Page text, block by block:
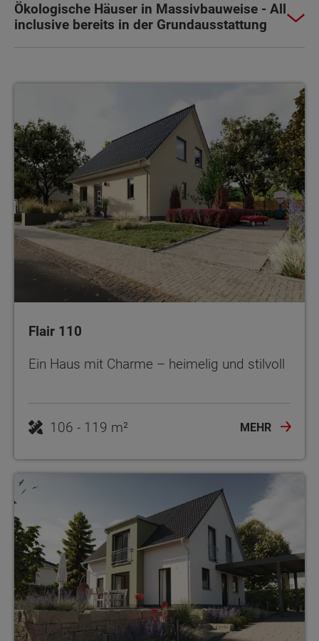
Ökologische Häuser in Massivbauweise - All
inclusive bereits in der Grundausstattung
Flair 110
Ein Haus mit Charme – heimelig und stilvoll
106 - 119 m² MEHR